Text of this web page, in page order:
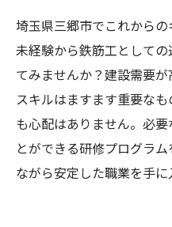
埼玉県三郷市でこれからの
未経験から鉄筋工として
てみませんか？建設需要
スキルはますます重要な
も心配はありません。必
とができる研修プログラ
ながら安定した職業を手に